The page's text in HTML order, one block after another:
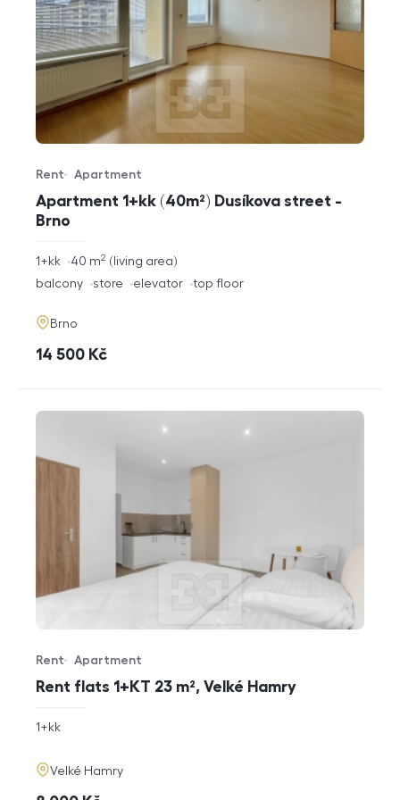
Apartment 1+kk (40m²) Dusíkova street -
Brno
Offer type
Rent
Property type
Apartment
rozměry
1+kk living area
40 m2
funkce
balcony store elevator top floor
adresa
Brno
cena
14 500 Kč
Rent flats 1+KT 23 m², Velké Hamry
Offer type
Rent
Property type
Apartment
rozměry
1+kk
adresa
Velké Hamry